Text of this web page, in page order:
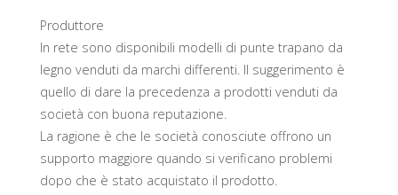
Produttore
In rete sono disponibili modelli di punte trapano da
legno venduti da marchi differenti. Il suggerimento è
quello di dare la precedenza a prodotti venduti da
società con buona reputazione.
La ragione è che le società conosciute offrono un
supporto maggiore quando si verificano problemi
dopo che è stato acquistato il prodotto.